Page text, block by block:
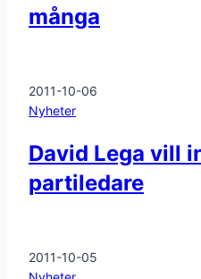
många
2011-10-06
Nyheter
David Lega vill
partiledare
2011-10-05